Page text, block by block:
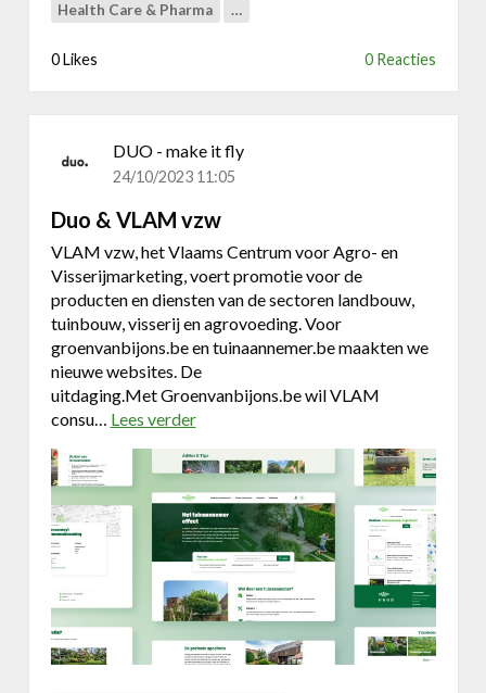
i
Health Care & Pharma …
0 Likes 0 Reacties
DUO - make it fly
24/10/2023 11:05
Duo & VLAM vzw
VLAM vzw, het Vlaams Centrum voor Agro- en
Visserijmarketing, voert promotie voor de
producten en diensten van de sectoren landbouw,
tuinbouw, visserij en agrovoeding. Voor
groenvanbijons.be en tuinaannemer.be maakten we
nieuwe websites. De
uitdaging.Met Groenvanbijons.be wil VLAM
consu… Lees verdero
e
r
D
u
o
&
V
A